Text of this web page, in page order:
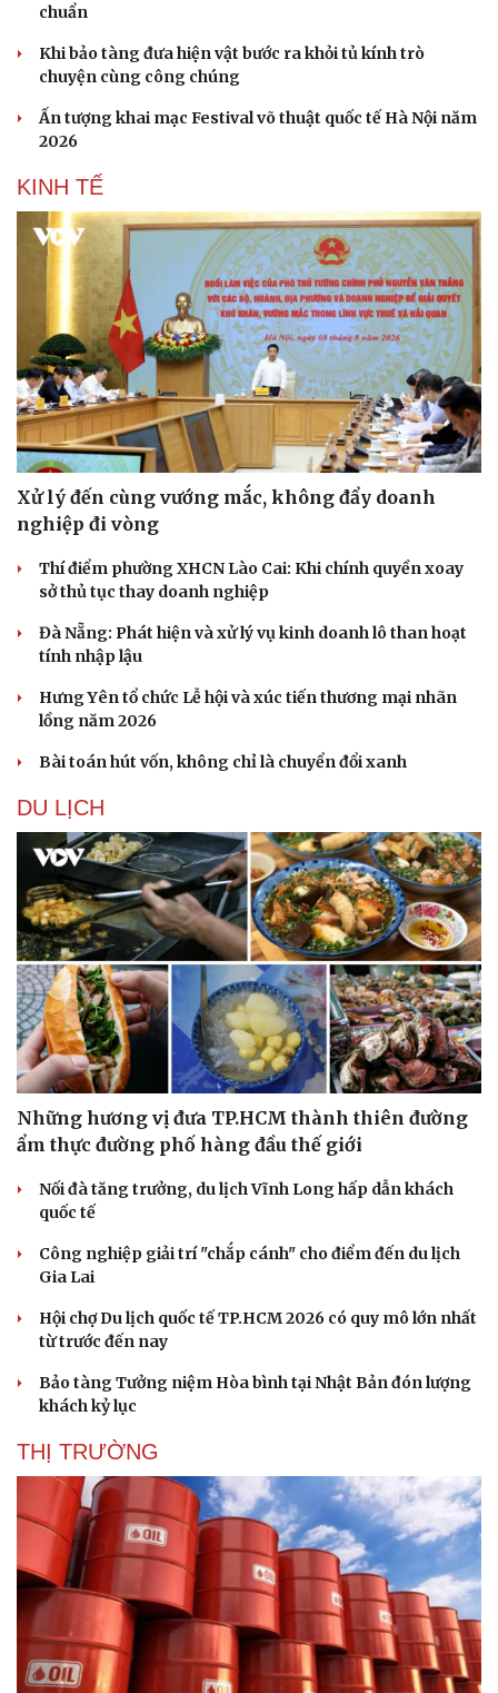
Sức khỏe
Dinh dưỡng - món ngon
Sản phụ khoa
Nhi khoa
Nam khoa
Làm đẹp - giảm cân
Phòng mạch online
Ăn sạch sống khỏe
Đời sống
chuẩn
Khi bảo tàng đưa hiện vật bước ra khỏi tủ kính trò
chuyện cùng công chúng
Ấn tượng khai mạc Festival võ thuật quốc tế Hà Nội năm
2026
KINH TẾ
Xử lý đến cùng vướng mắc, không đẩy doanh
nghiệp đi vòng
Thí điểm phường XHCN Lào Cai: Khi chính quyền xoay
sở thủ tục thay doanh nghiệp
Đà Nẵng: Phát hiện và xử lý vụ kinh doanh lô than hoạt
tính nhập lậu
Hưng Yên tổ chức Lễ hội và xúc tiến thương mại nhãn
lồng năm 2026
Bài toán hút vốn, không chỉ là chuyển đổi xanh
DU LỊCH
Những hương vị đưa TP.HCM thành thiên đường
ẩm thực đường phố hàng đầu thế giới
Nối đà tăng trưởng, du lịch Vĩnh Long hấp dẫn khách
quốc tế
Công nghiệp giải trí "chắp cánh" cho điểm đến du lịch
Gia Lai
Hội chợ Du lịch quốc tế TP.HCM 2026 có quy mô lớn nhất
từ trước đến nay
Bảo tàng Tưởng niệm Hòa bình tại Nhật Bản đón lượng
khách kỷ lục
THỊ TRƯỜNG